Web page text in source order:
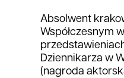
Absolwent
Współczesnym
Dziennikarza w
(nagroda